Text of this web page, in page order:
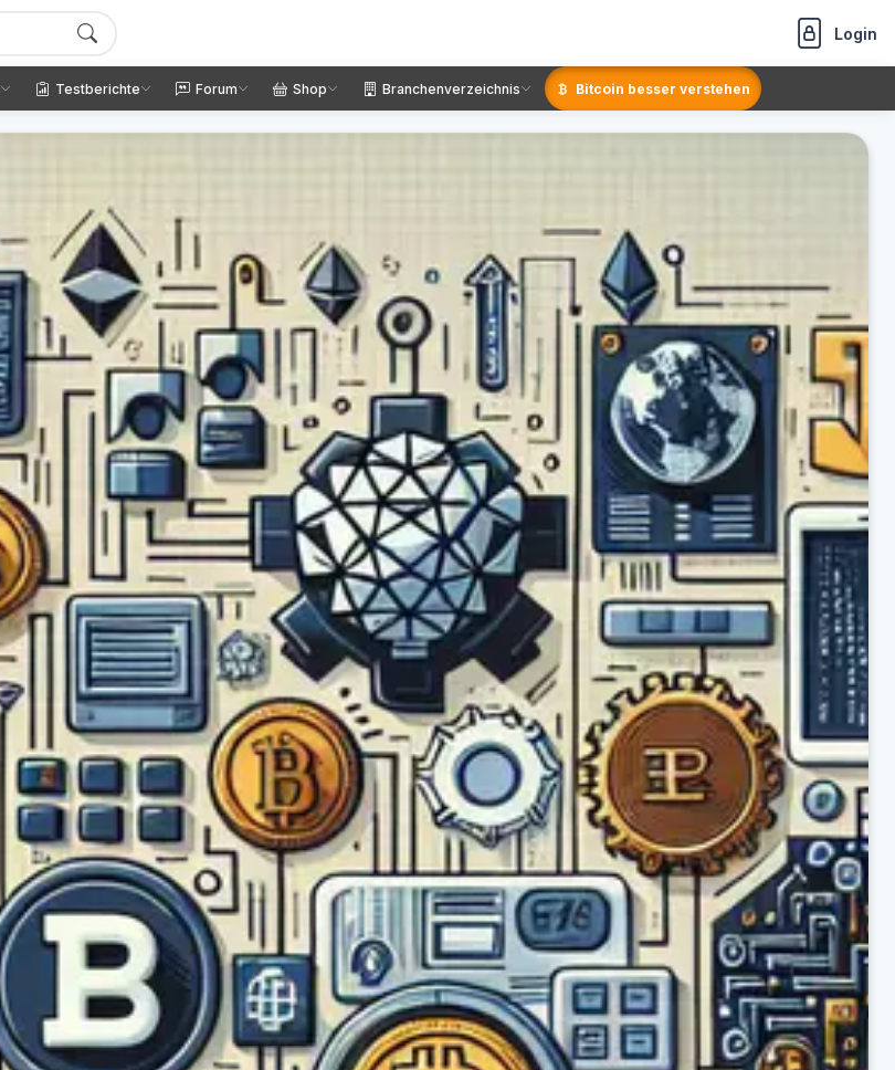
Login
Testberichte Forum Shop Branchenverzeichnis Bitcoin besser verstehen